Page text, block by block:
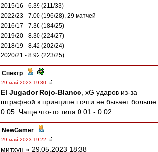
2015/16 - 6.39 (211/33)
2022/23 - 7.00 (196/28), 29 матчей
2016/17 - 7.36 (184/25)
2019/20 - 8.30 (224/27)
2018/19 - 8.42 (202/24)
2020/21 - 8.92 (223/25)
Спектр -
29 май 2023 19:30
El Jugador Rojo-Blanco , xG ударов из-за
штрафной в принципе почти не бывает больше
0.05. Чаще что-то типа 0.01 - 0.02.
NewGamer -
29 май 2023 19:22
митхун » 29.05.2023 18:38